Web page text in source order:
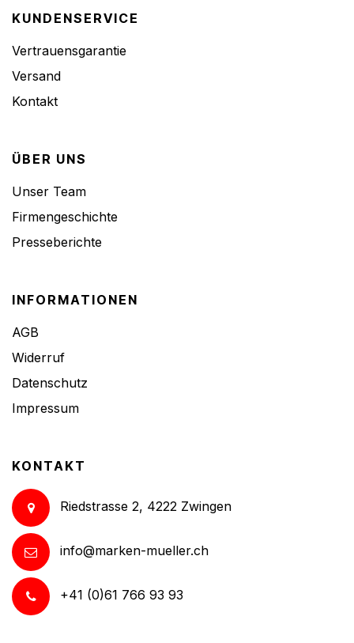
KUNDENSERVICE
Vertrauensgarantie
Versand
Kontakt
ÜBER UNS
Unser Team
Firmengeschichte
Presseberichte
INFORMATIONEN
AGB
Widerruf
Datenschutz
Impressum
KONTAKT
Riedstrasse 2, 4222 Zwingen
info@marken-mueller.ch
+41 (0)61 766 93 93